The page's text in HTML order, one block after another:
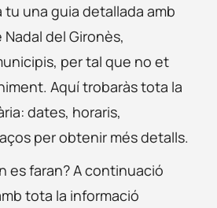
tu una guia detallada amb
del Gironès,
per tal que no et
Aquí trobaràs tota la
dates, horaris,
per obtenir més detalls.
es faran? A continuació
tota la informació